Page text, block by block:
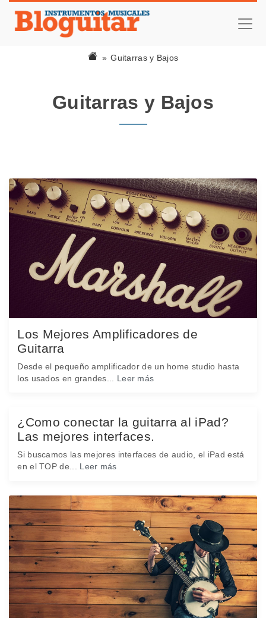
Guitarras y Bajos
Guitarras y Bajos
Los Mejores Amplificadores de
Guitarra
Desde el pequeño amplificador de un home studio hasta
los usados en grandes... Leer más
¿Como conectar la guitarra al iPad?
Las mejores interfaces.
Si buscamos las mejores interfaces de audio, el iPad está
en el TOP de... Leer más